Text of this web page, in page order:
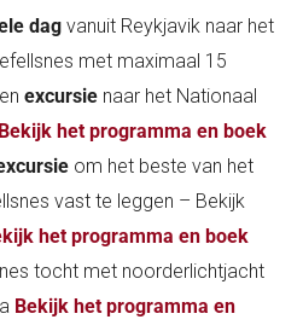
dagvanuit Reykjavik naar het
met maximaal 15
excursie naar het Nationaal
Bekijk het programma en boek
om het beste van het
vast te leggen – Bekijk
het programma en boek
tocht met noorderlichtjacht
Bekijk het programma en